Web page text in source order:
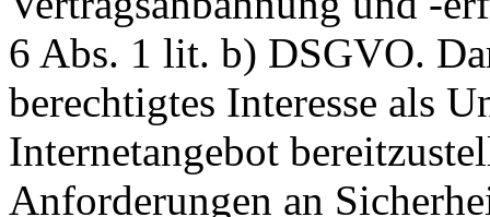
6 Abs. 1 lit. b) DSGVO.
berechtigtes Interesse als
Internetangebot
Anforderungen an